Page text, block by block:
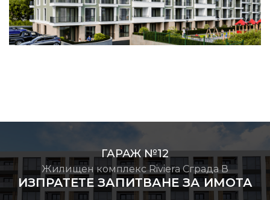
ГАРАЖ №12
Жилищен комплекс Riviera Сграда В
ИЗПРАТЕТЕ ЗАПИТВАНЕ ЗА ИМОТА